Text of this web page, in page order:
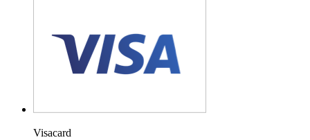
Visacard